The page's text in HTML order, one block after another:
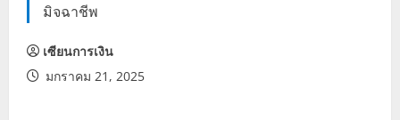
มิจฉาชีพ
เซียนการเงิน
มกราคม 21, 2025